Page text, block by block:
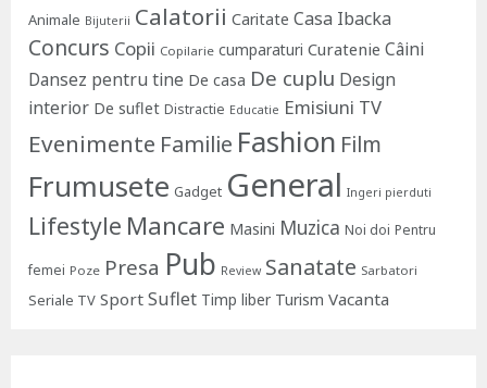
Animale Bijuterii Calatorii Caritate Casa Ibacka
Concurs Copii Copilarie cumparaturi Curatenie Câini
Dansez pentru tine De casa De cuplu Design
interior De suflet Distractie Educatie Emisiuni TV
Evenimente Familie Fashion Film
Frumusete Gadget General Ingeri pierduti
Lifestyle Mancare Masini Muzica Noi doi Pentru
femei Poze Presa Pub Review Sanatate Sarbatori
Seriale TV Sport Suflet Timp liber Turism Vacanta